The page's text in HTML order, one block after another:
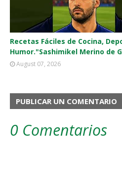
Recetas Fáciles de Cocina,
Humor."Sashimikel Merino de
August 07, 2026
PUBLICAR UN COMENTARIO
0 Comentarios